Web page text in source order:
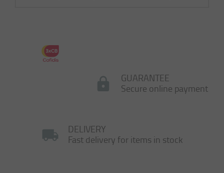
GUARANTEE
Secure online payment
DELIVERY
Fast delivery for items in stock